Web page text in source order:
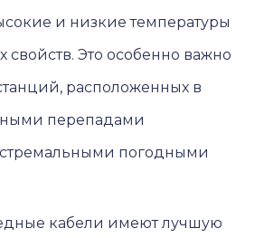
и низкие температуры
свойств. Это особенно важно
расположенных в
перепадами
погодными
кабели имеют лучшую